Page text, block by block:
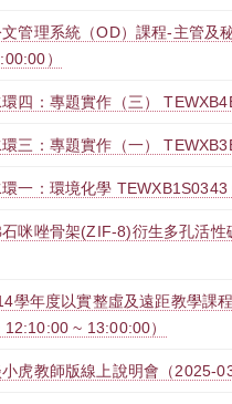
管理系統（OD）課程-主管及
）
四：專題實作（三）
三：專題實作（一）
一：環境化學 TEWXB1S0343
咪唑骨架(ZIF-8)衍生多孔活
學年度以實整虛及遠距教學課
12:10:00 ~ 13:00:00）
虎教師版線上說明會（2025-